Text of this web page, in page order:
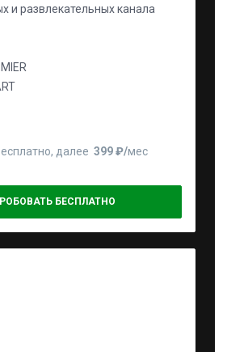
и развлекательных канала
далее 399 ₽⁠/⁠мес
БЕСПЛАТНО